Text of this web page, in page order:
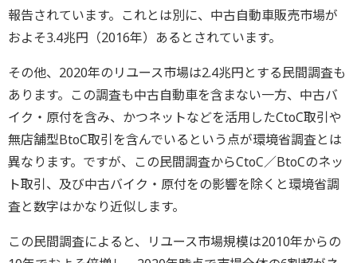
報告されています。これとは別に、中古自動車販売市場が
およそ3.4兆円（2016年）あるとされています。
その他、2020年のリユース市場は2.4兆円とする民間調査も
あります。この調査も中古自動車を含まない一方、中古バ
イク・原付を含み、かつネットなどを活用したCtoC取引や
無店舗型BtoC取引を含んでいるという点が環境省調査とは
異なります。ですが、この民間調査からCtoC／BtoCのネッ
ト取引、及び中古バイク・原付をの影響を除くと環境省調
査と数字はかなり近似します。
この民間調査によると、リユース市場規模は2010年からの